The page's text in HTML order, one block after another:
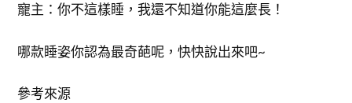
寵主：你不這樣睡，我還不知道你能這麼長！
哪款睡姿你認為最奇葩呢，快快說出來吧~
參考來源